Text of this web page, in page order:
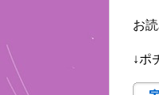
お
↓ポ